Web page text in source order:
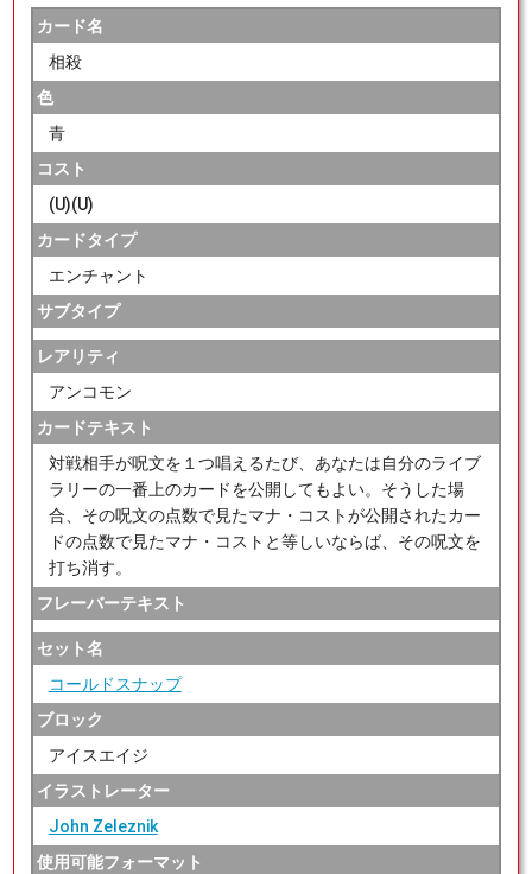
カード名
相殺
色
青
コスト
(U)(U)
カードタイプ
エンチャント
サブタイプ
レアリティ
アンコモン
カードテキスト
対戦相手が呪文を１つ唱えるたび、あなたは自分のライブ
ラリーの一番上のカードを公開してもよい。そうした場
合、その呪文の点数で見たマナ・コストが公開されたカー
ドの点数で見たマナ・コストと等しいならば、その呪文を
打ち消す。
フレーバーテキスト
セット名
コールドスナップ
ブロック
アイスエイジ
イラストレーター
John Zeleznik
使用可能フォーマット